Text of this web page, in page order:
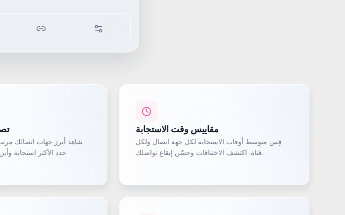
شاهد أبرز جهات اتصالك
حدد الأكثر استجابة
مقاييس وقت الاستجابة
قِس متوسط أوقات الاستجابة لكل جهة اتصال ولكل
قناة. اكتشف الاختناقات وحسّن إيقاع تواصلك.